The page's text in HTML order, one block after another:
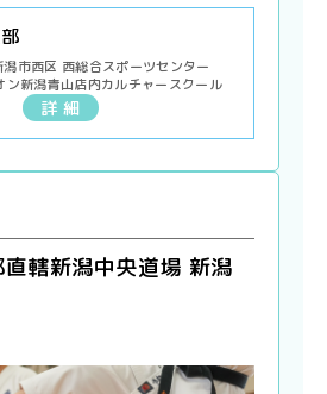
潟市西区 西総合スポーツセンター
ン新潟青山店内カルチャースクール
詳 細
轄新潟中央道場 新潟